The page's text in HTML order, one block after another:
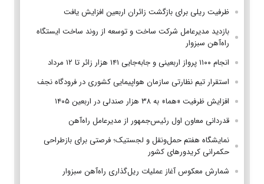
ظرفیت ریلی برای بازگشت زائران اربعین افزایش یافت
بازدید مدیرعامل شرکت ساخت و توسعه از روند ساخت ایستگاه
راه‌آهن سبزوار
انجام ۱۱۰۰ پرواز اربعینی و جابه‌جایی ۱۴۱ هزار زائر تا ۱۲ مرداد
استقرار تیم‌ نظارتی سازمان هواپیمایی کشوری در فرودگاه نجف
افزایش ظرفیت «هما» به ۳۸ هزار صندلی در اربعین ۱۴۰۵
قدردانی معاون اول رئیس‌جمهور از مدیرعامل راه‌آهن
نمایشگاه هفتم حمل‌ونقل و لجستیک؛ فرصتی برای بازطراحی
حکمرانی کریدورهای کشور
شمارش معکوس آغاز عملیات ریل‌گذاری راه‌آهن سبزوار